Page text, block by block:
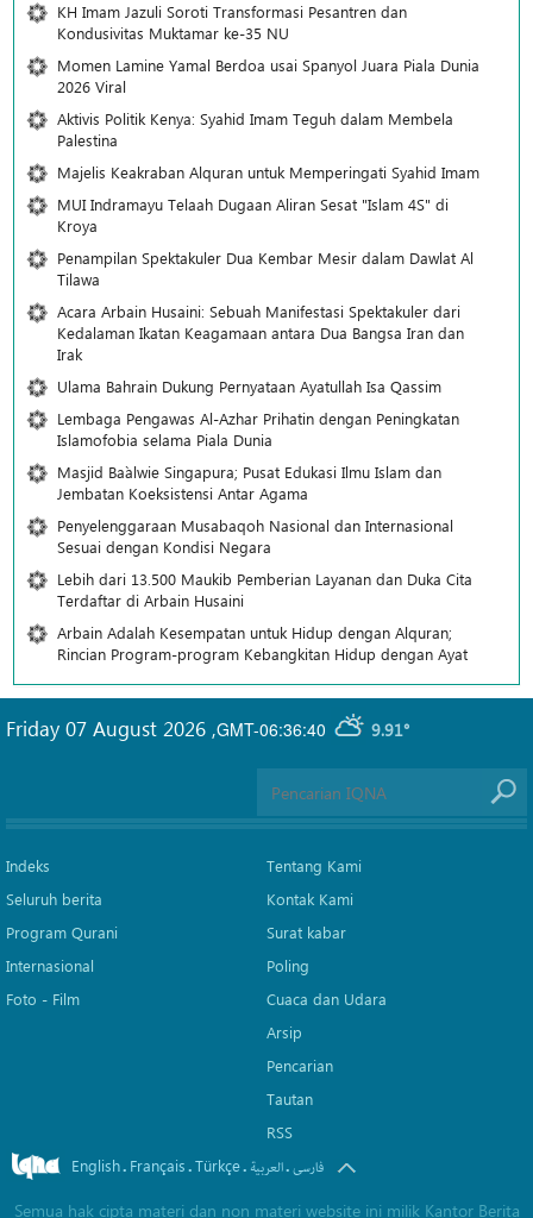
KH Imam Jazuli Soroti Transformasi Pesantren dan
Kondusivitas Muktamar ke-35 NU
Momen Lamine Yamal Berdoa usai Spanyol Juara Piala Dunia
2026 Viral
Aktivis Politik Kenya: Syahid Imam Teguh dalam Membela
Palestina
Majelis Keakraban Alquran untuk Memperingati Syahid Imam
MUI Indramayu Telaah Dugaan Aliran Sesat "Islam 4S" di
Kroya
Penampilan Spektakuler Dua Kembar Mesir dalam Dawlat Al
Tilawa
Acara Arbain Husaini: Sebuah Manifestasi Spektakuler dari
Kedalaman Ikatan Keagamaan antara Dua Bangsa Iran dan
Irak
Ulama Bahrain Dukung Pernyataan Ayatullah Isa Qassim
Lembaga Pengawas Al-Azhar Prihatin dengan Peningkatan
Islamofobia selama Piala Dunia
Masjid Ba`alwie Singapura; Pusat Edukasi Ilmu Islam dan
Jembatan Koeksistensi Antar Agama
Penyelenggaraan Musabaqoh Nasional dan Internasional
Sesuai dengan Kondisi Negara
Lebih dari 13.500 Maukib Pemberian Layanan dan Duka Cita
Terdaftar di Arbain Husaini
Arbain Adalah Kesempatan untuk Hidup dengan Alquran;
Rincian Program-program Kebangkitan Hidup dengan Ayat
GMT-06:36:40 9.91°
Friday 07 August 2026 ,
Indeks
Seluruh berita
Program Qurani
Internasional
Foto - Film
Tentang Kami
Kontak Kami
Surat kabar
Poling
Cuaca dan Udara
Arsip
Pencarian
Tautan
RSS
English. Français.Türkçe. العربیة.فارسی
Semua hak cipta materi dan non materi website ini milik Kantor Berita